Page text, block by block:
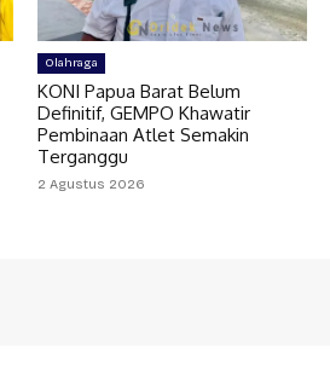
Olahraga
KONI Papua Barat Belum
Definitif, GEMPO Khawatir
Pembinaan Atlet Semakin
Terganggu
2 Agustus 2026